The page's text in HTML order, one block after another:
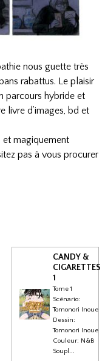
nous guette très
rabattus. Le plaisir
parcours hybride et
livre d’images, bd et
et magiquement
pas à vous procurer
CANDY &
CIGARETTES
1
Tome 1
Scénario:
Tomonori Inoue
Dessin:
Tomonori Inoue
Couleur: N&B
Soupl...